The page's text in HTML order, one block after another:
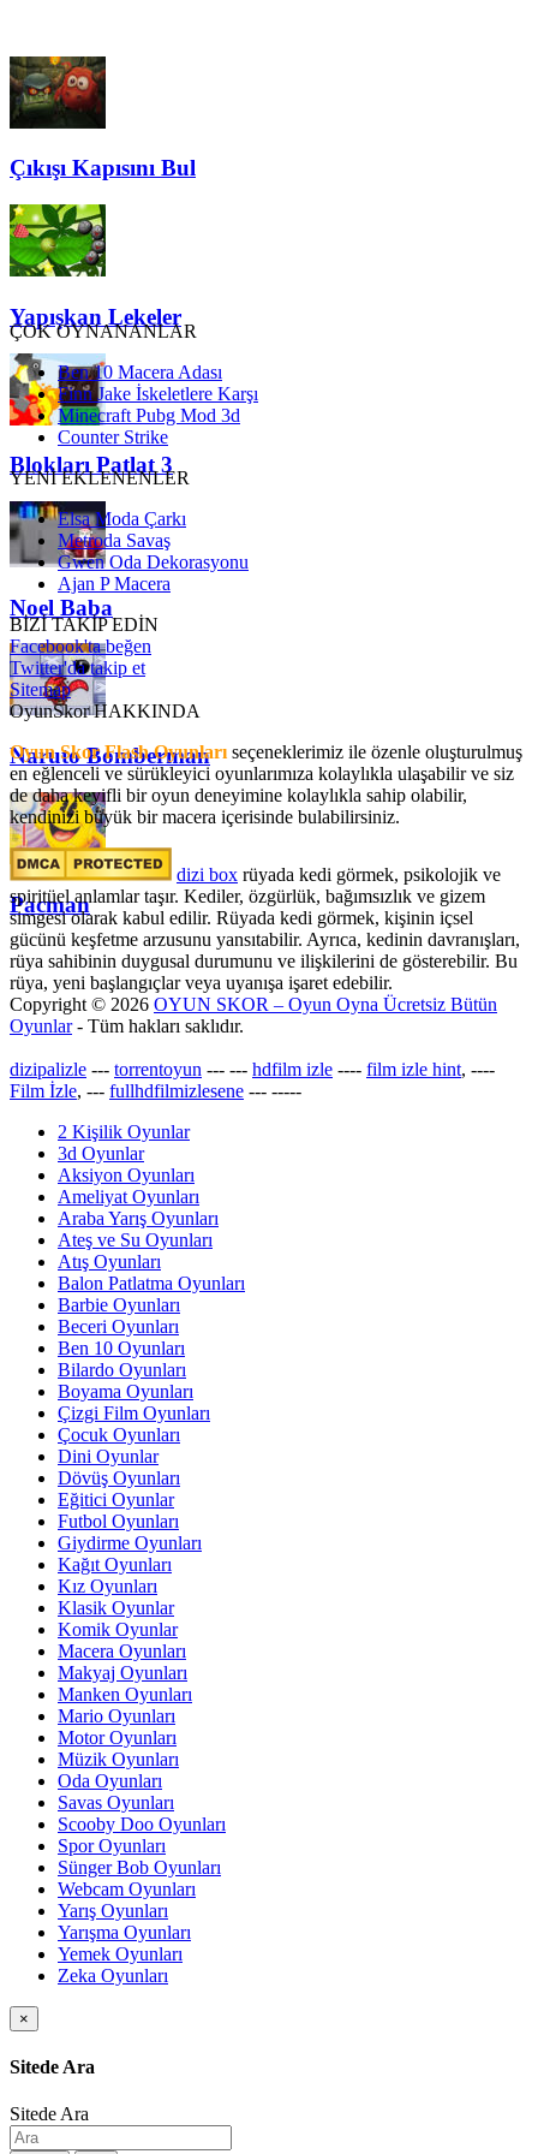
Çıkışı Kapısını Bul
Yapışkan Lekeler
Blokları Patlat 3
Noel Baba
Naruto Bomberman
Pacman
ÇOK OYNANANLAR
Ben 10 Macera Adası
Finn Jake İskeletlere Karşı
Minecraft Pubg Mod 3d
Counter Strike
YENİ EKLENENLER
Elsa Moda Çarkı
Metroda Savaş
Gwen Oda Dekorasyonu
Ajan P Macera
BİZİ TAKİP EDİN
Facebook'ta beğen
Twitter'da takip et
Sitemap
OyunSkor HAKKINDA
Oyun Skor Flash Oyunları seçeneklerimiz ile özenle oluşturulmuş
en eğlenceli ve sürükleyici oyunlarımıza kolaylıkla ulaşabilir ve siz
de daha keyifli bir oyun deneyimine kolaylıkla sahip olabilir,
kendinizi büyük bir macera içerisinde bulabilirsiniz.
dizi box rüyada kedi görmek​, psikolojik ve
spiritüel anlamlar taşır. Kediler, özgürlük, bağımsızlık ve gizem
simgesi olarak kabul edilir. Rüyada kedi görmek, kişinin içsel
gücünü keşfetme arzusunu yansıtabilir. Ayrıca, kedinin davranışları,
rüya sahibinin duygusal durumunu ve ilişkilerini de gösterebilir. Bu
rüya, yeni başlangıçlar veya uyanışa işaret edebilir.
Copyright © 2026 OYUN SKOR – Oyun Oyna Ücretsiz Bütün
Oyunlar- Tüm hakları saklıdır.
dizipalizle --- torrentoyun --- --- hdfilm izle ---- film izle hint, ----
Film İzle, --- fullhdfilmizlesene --- -----
2 Kişilik Oyunlar
3d Oyunlar
Aksiyon Oyunları
Ameliyat Oyunları
Araba Yarış Oyunları
Ateş ve Su Oyunları
Atış Oyunları
Balon Patlatma Oyunları
Barbie Oyunları
Beceri Oyunları
Ben 10 Oyunları
Bilardo Oyunları
Boyama Oyunları
Çizgi Film Oyunları
Çocuk Oyunları
Dini Oyunlar
Dövüş Oyunları
Eğitici Oyunlar
Futbol Oyunları
Giydirme Oyunları
Kağıt Oyunları
Kız Oyunları
Klasik Oyunlar
Komik Oyunlar
Macera Oyunları
Makyaj Oyunları
Manken Oyunları
Mario Oyunları
Motor Oyunları
Müzik Oyunları
Oda Oyunları
Savas Oyunları
Scooby Doo Oyunları
Spor Oyunları
Sünger Bob Oyunları
Webcam Oyunları
Yarış Oyunları
Yarışma Oyunları
Yemek Oyunları
Zeka Oyunları
×
Sitede Ara
Sitede Ara